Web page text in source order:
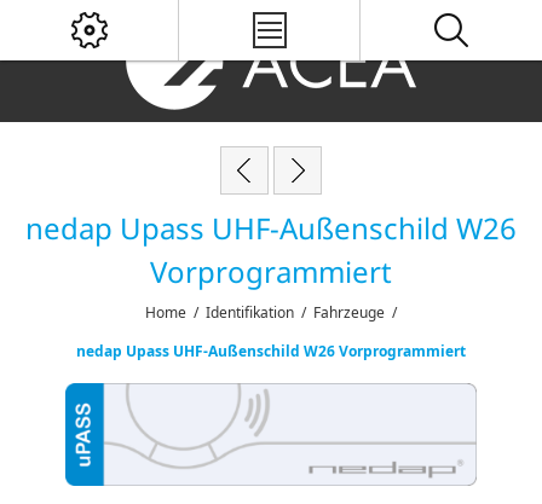
nedap Upass UHF-Außenschild W26
Vorprogrammiert
Home / Identifikation / Fahrzeuge /
nedap Upass UHF-Außenschild W26 Vorprogrammiert